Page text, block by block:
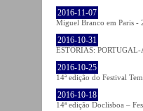
2016-11-07
Miguel Branco em Paris -
2016-10-31
ESTÓRIAS:
2016-10-25
14ª edição do Festival
2016-10-18
14ª edição Doclisboa –